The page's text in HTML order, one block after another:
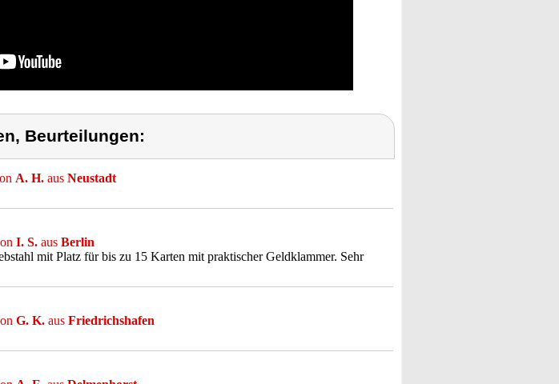
Beurteilungen:
A. H. aus Neustadt
I. S. aus Berlin
mit Platz für bis zu 15 Karten mit praktischer Geldklammer. Sehr
G. K. aus Friedrichshafen